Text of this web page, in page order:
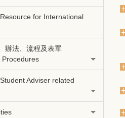
for International
辦法、流程及表單
Procedures
Adviser related